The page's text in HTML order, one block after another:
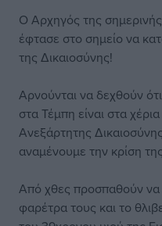
Ο Αρχηγός της
έφτασε στο σημείο να
της Δικαιοσύνης!
Αρνούνται να δεχθούν
στα Τέμπη είναι στα
Ανεξάρτητης
αναμένουμε την κρίση
Από χθες προσπαθούν να
φαρέτρα τους και το